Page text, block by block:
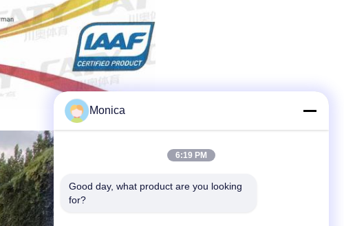
Monica
6:19 PM
Good day, what product are you looking
for?